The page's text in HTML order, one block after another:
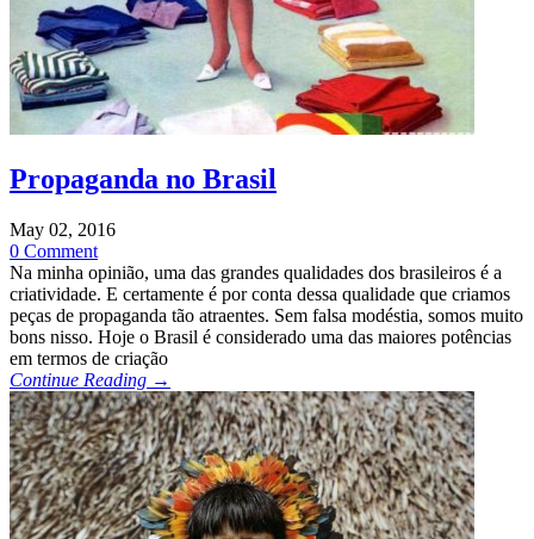
Propaganda no Brasil
May 02, 2016
0 Comment
Na minha opinião, uma das grandes qualidades dos brasileiros é a
criatividade. E certamente é por conta dessa qualidade que criamos
peças de propaganda tão atraentes. Sem falsa modéstia, somos muito
bons nisso. Hoje o Brasil é considerado uma das maiores potências
em termos de criação
Continue Reading →